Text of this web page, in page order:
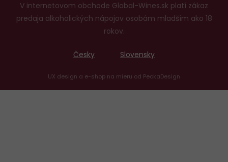
V internetovom obchode Global-Wines.sk platí zákaz
predaja alkoholických nápojov osobám mladším ako 18
rokov.
Česky Slovensky
UX design a e-shop na mieru od PeckaDesign